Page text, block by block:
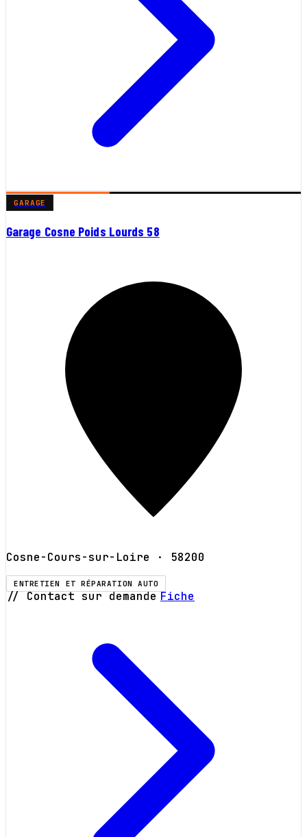
GARAGE
Garage Cosne Poids Lourds 58
Cosne-Cours-sur-Loire · 58200
ENTRETIEN ET RÉPARATION AUTO
// Contact sur demande Fiche